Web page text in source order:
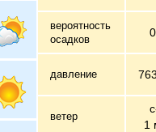
вероятность
осадков
давление
ветер
1